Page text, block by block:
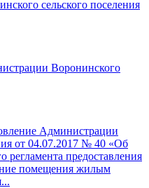
сельского поселения
Воронинского
Администрации
от 04.07.2017 № 40 «Об
предоставления
помещения жилым